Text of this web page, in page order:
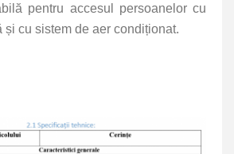
pentru accesul persoanelor cu
și cu sistem de aer condiționat.